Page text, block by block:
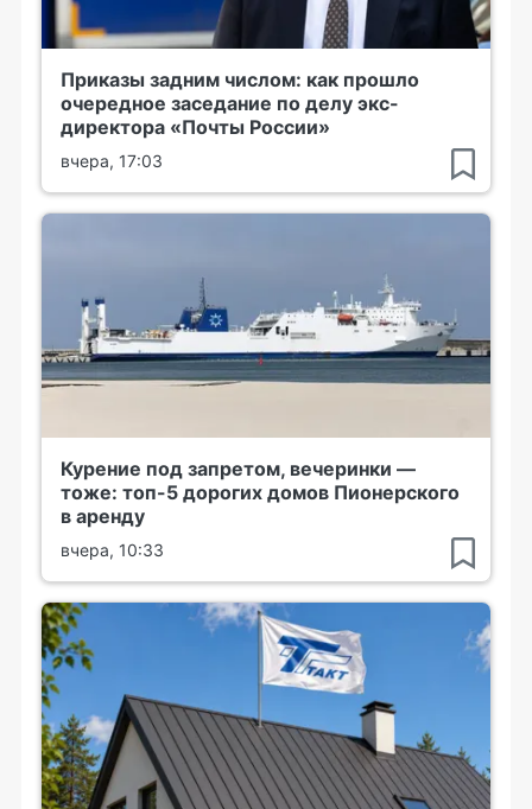
Приказы задним числом: как прошло
очередное заседание по делу экс-
директора «Почты России»
вчера, 17:03
Курение под запретом, вечеринки —
тоже: топ-5 дорогих домов Пионерского
в аренду
вчера, 10:33